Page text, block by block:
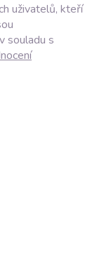
uživatelů, kteří
souladu s